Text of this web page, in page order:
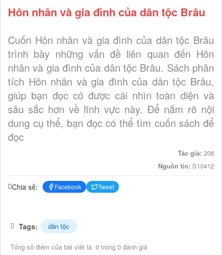
Hôn nhân và gia đình của dân tộc Brâu
Cuốn Hôn nhân và gia đình của dân tộc Brâu
trình bày những vấn đề liên quan đến Hôn
nhân và gia đình của dân tộc Brâu. Sách phân
tích Hôn nhân và gia đình của dân tộc Brâu,
giúp bạn đọc có được cái nhìn toàn diện và
sâu sắc hơn về lĩnh vực này. Để nắm rõ nội
dung cụ thể, bạn đọc có thể tìm cuốn sách để
đọc
Tác giả: 208
Nguồn tin: S10412
Chia sẻ: Facebook Tweet
Tags: dân tộc
Tổng số điểm của bài viết là: 0 trong 0 đánh giá